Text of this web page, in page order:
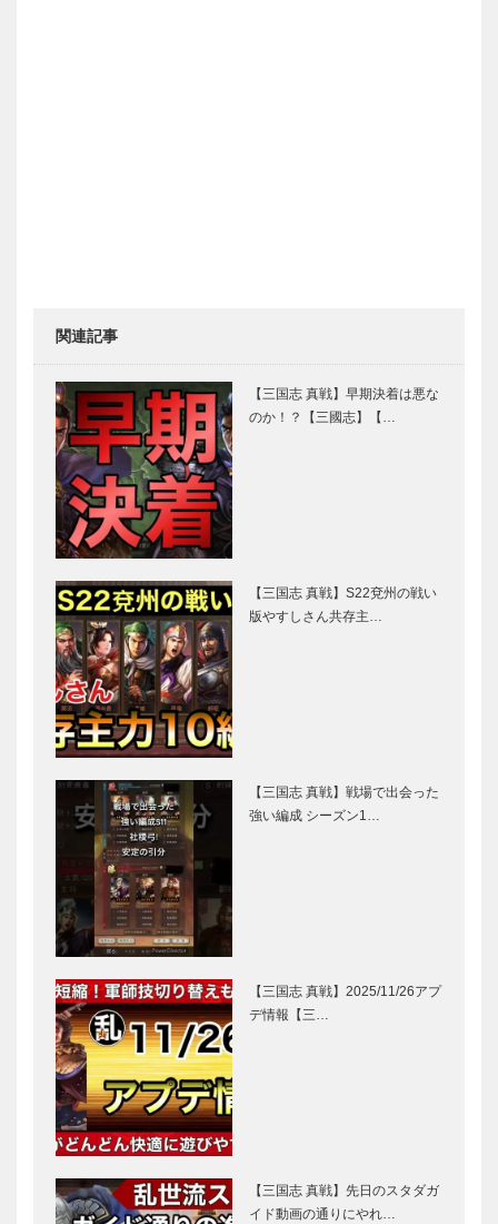
関連記事
【三国志 真戦】早期決着は悪な
のか！？【三國志】【…
【三国志 真戦】S22兗州の戦い
版やすしさん共存主…
【三国志 真戦】戦場で出会った
強い編成 シーズン1…
【三国志 真戦】2025/11/26アプ
デ情報【三…
【三国志 真戦】先日のスタダガ
イド動画の通りにやれ…